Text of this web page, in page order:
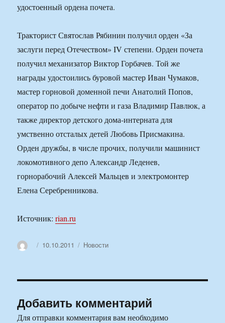
удостоенный ордена почета.
Тракторист Святослав Рябинин получил орден «За
заслуги перед Отечеством» IV степени. Орден почета
получил механизатор Виктор Горбачев. Той же
награды удостоились буровой мастер Иван Чумаков,
мастер горновой доменной печи Анатолий Попов,
оператор по добыче нефти и газа Владимир Павлюк, а
также директор детского дома-интерната для
умственно отсталых детей Любовь Присмакина.
Орден дружбы, в числе прочих, получили машинист
локомотивного депо Александр Леденев,
горнорабочий Алексей Мальцев и электромонтер
Елена Серебренникова.
Источник:rian.ru
АвторОпубликовано
10.10.2011 Рубрики
Новости
Добавить комментарий
Для отправки комментария вам необходимо